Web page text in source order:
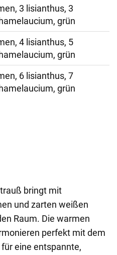
3 lisianthus, 3
grün
4 lisianthus, 5
grün
6 lisianthus, 7
grün
bringt mit
und zarten weißen
Raum. Die warmen
perfekt mit dem
eine entspannte,